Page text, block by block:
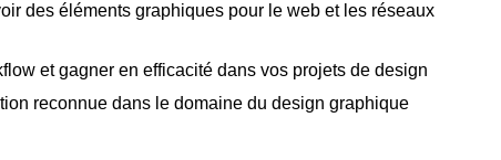
des éléments graphiques pour le web et les réseaux
et gagner en efficacité dans vos projets de design
reconnue dans le domaine du design graphique